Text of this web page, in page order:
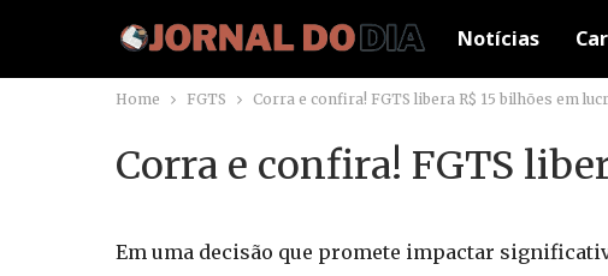
Notícias
Home FGTS Corra e confira! FGTS libera R$ 15 bilhões em
Corra e confira! FGTS
Em uma decisão que promete impactar